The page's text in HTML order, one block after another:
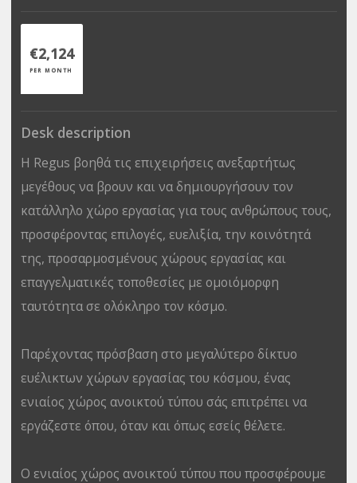
€2,124
PER MONTH
Desk description
Η Regus βοηθά τις επιχειρήσεις ανεξαρτήτως
μεγέθους να βρουν και να δημιουργήσουν τον
κατάλληλο χώρο εργασίας για τους ανθρώπους τους,
προσφέροντας επιλογές, ευελιξία, την κοινότητά
της, προσαρμοσμένους χώρους εργασίας και
επαγγελματικές τοποθεσίες με ομοιόμορφη
ταυτότητα σε ολόκληρο τον κόσμο.
Παρέχοντας πρόσβαση στο μεγαλύτερο δίκτυο
ευέλικτων χώρων εργασίας του κόσμου, ένας
ενιαίος χώρος ανοικτού τύπου σάς επιτρέπει να
εργάζεστε όπου, όταν και όπως εσείς θέλετε.
Ο ενιαίος χώρος ανοικτού τύπου που προσφέρουμε